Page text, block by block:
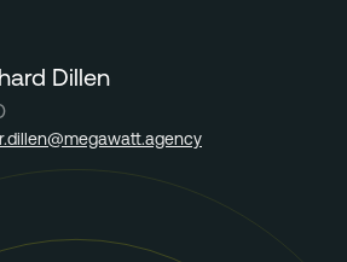
Dillen
r.dillen@megawatt.agency